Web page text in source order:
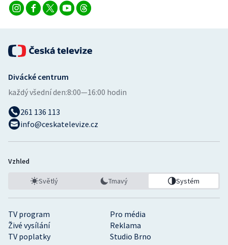
TV program
Pro média
Živé vysílání
Reklama
TV poplatky
Studio Brno
Divácké centrum
každý všední den:8:00—16:00 hodin
261 136 113
info@ceskatelevize.cz
Vzhled
Světlý Tmavý Systém